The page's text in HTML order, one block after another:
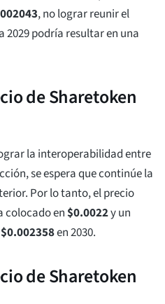
, no lograr reunir el
2029 podría resultar en una
de Sharetoken
la interoperabilidad entre
se espera que continúe la
Por lo tanto, el precio
colocado en$0.0022y un
$0.002358en 2030.
de Sharetoken